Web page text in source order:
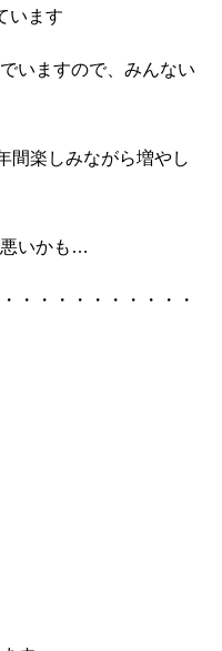
います
いますので、みんない
間楽しみながら増やし
いかも…
・・・・・・・・・・